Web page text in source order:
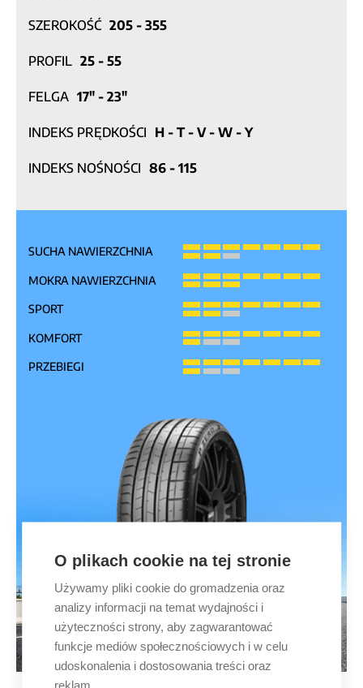
O plikach cookie na tej stronie
Używamy pliki cookie do gromadzenia oraz
analizy informacji na temat wydajności i
użyteczności strony, aby zagwarantować
funkcje mediów społecznościowych i w celu
udoskonalenia i dostosowania treści oraz
reklam.
SZEROKOŚĆ 205 - 355
PROFIL 25 - 55
FELGA 17" - 23"
INDEKS PRĘDKOŚCI H - T - V - W - Y
INDEKS NOŚNOŚCI 86 - 115
SUCHA NAWIERZCHNIA
MOKRA NAWIERZCHNIA
SPORT
KOMFORT
PRZEBIEGI